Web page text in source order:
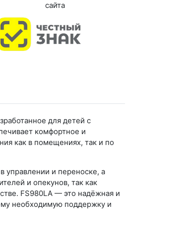
сайта
для детей с
комфортное и
как в помещениях, так и по
управлении и переноске, а
и опекунов, так как
FS980LA — это надёжная и
необходимую поддержку и